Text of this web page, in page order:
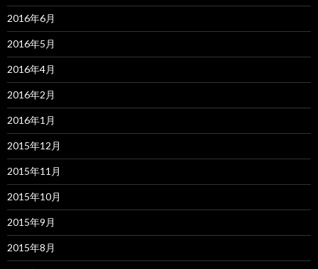
2016年6月
2016年5月
2016年4月
2016年2月
2016年1月
2015年12月
2015年11月
2015年10月
2015年9月
2015年8月